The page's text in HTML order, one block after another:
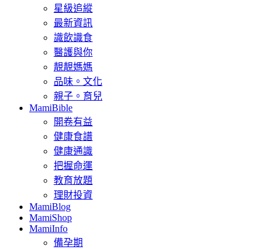
星級追縱
最新資訊
識飲識食
醫護與你
靚靚媽媽
品味。文化
親子。育兒
MamiBible
開卷有益
健康食譜
健康通識
把握命運
教育放題
理財投資
MamiBlog
MamiShop
MamiInfo
備孕期